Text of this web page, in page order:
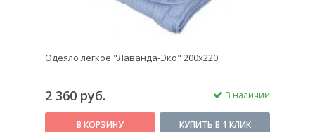
Одеяло легкое "Лаванда-Эко" 200х220
2 360 руб. В наличии
В КОРЗИНУ КУПИТЬ В 1 КЛИК